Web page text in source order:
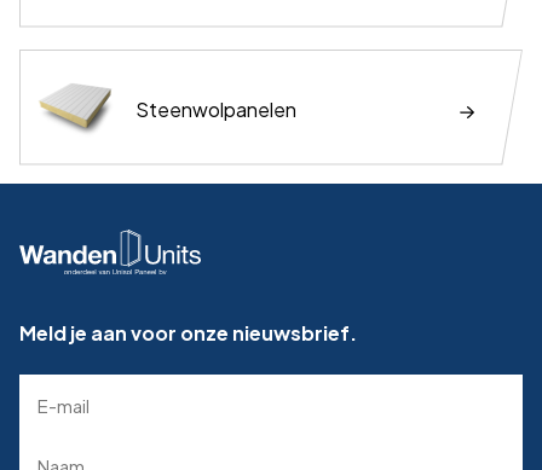
Steenwolpanelen
Meld je aan voor onze nieuwsbrief.
mailadres